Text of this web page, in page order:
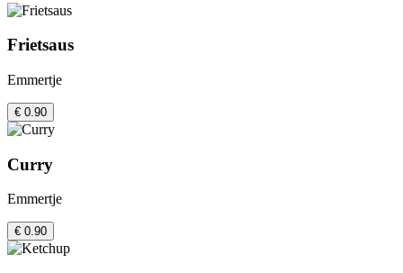
Frietsaus
Emmertje
€ 0.90
Curry
Emmertje
€ 0.90